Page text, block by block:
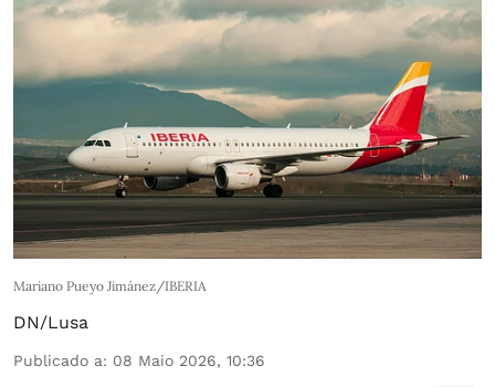
Mariano Pueyo Jimánez/IBERIA
DN/Lusa
Publicado a: 08 Maio 2026, 10:36